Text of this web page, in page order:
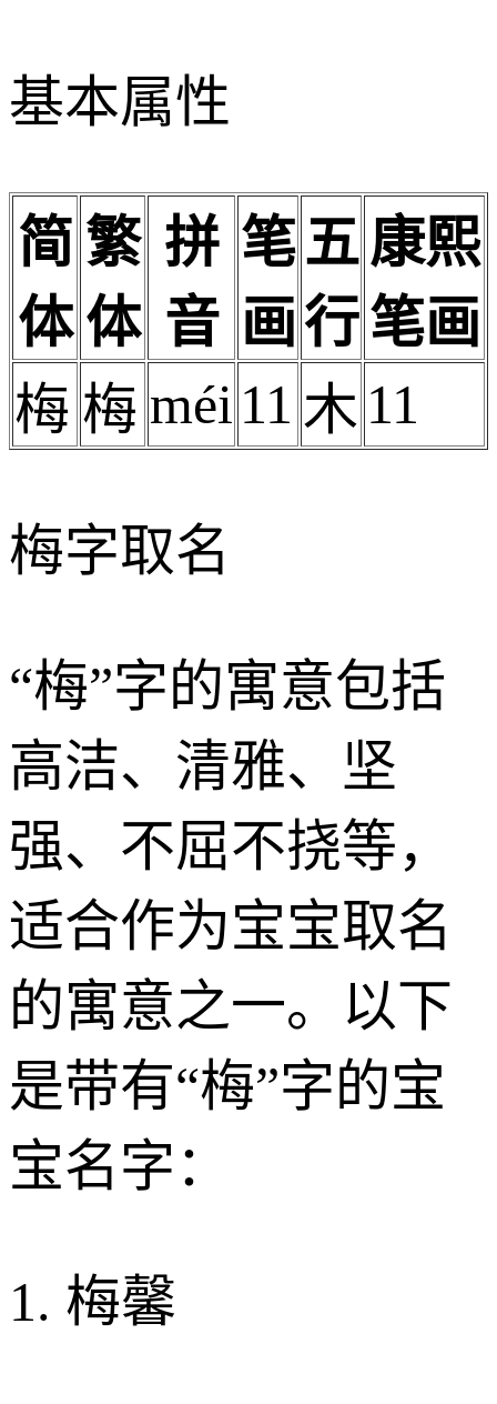
基本属性
简
体
繁
体
拼
音
笔
画
五
行
康熙
笔画
梅 梅 méi11 木 11
梅字取名
“梅”字的寓意包括
高洁、清雅、坚
强、不屈不挠等，
适合作为宝宝取名
的寓意之一。以下
是带有“梅”字的宝
宝名字：
1. 梅馨